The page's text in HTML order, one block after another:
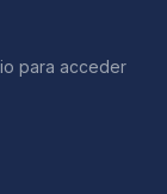
para acceder